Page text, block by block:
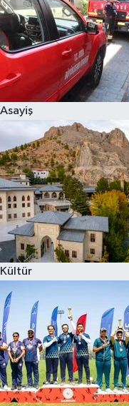
Asayiş
Kültür